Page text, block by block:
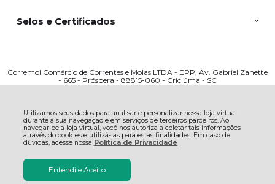
Utilizamos seus dados para analisar e personalizar nossa loja virtual
durante a sua navegação e em serviços de terceiros parceiros. Ao
navegar pela loja virtual, você nos autoriza a coletar tais informações
através do cookies e utilizá-las para estas finalidades. Em caso de
dúvidas, acesse nossa Política de Privacidade
Entendi e Aceito
Selos e Certificados
Corremol Comércio de Correntes e Molas LTDA - EPP, Av. Gabriel Zanette
- 665 - Próspera - 88815-060 - Criciúma - SC